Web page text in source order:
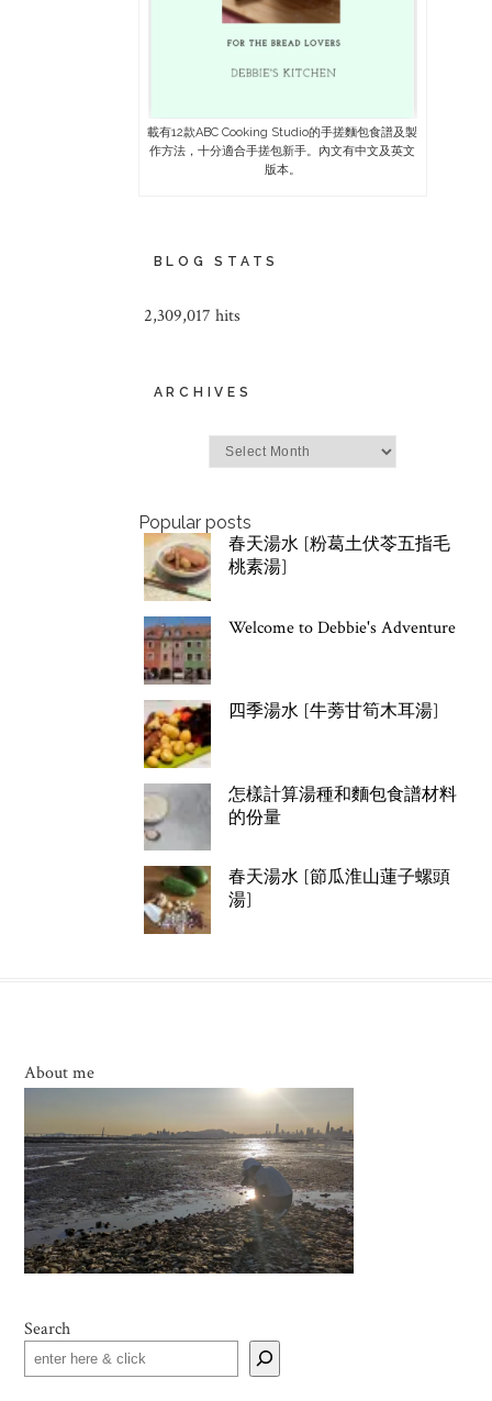
載有12款ABC Cooking Studio的手搓麵包食譜及製
作方法，十分適合手搓包新手。內文有中文及英文
版本。
BLOG STATS
2,309,017 hits
ARCHIVES
Popular posts
春天湯水 [粉葛土伏苓五指毛
桃素湯]
Welcome to Debbie's Adventure
四季湯水 [牛蒡甘筍木耳湯]
怎樣計算湯種和麵包食譜材料
的份量
春天湯水 [節瓜淮山蓮子螺頭
湯]
About me
Search